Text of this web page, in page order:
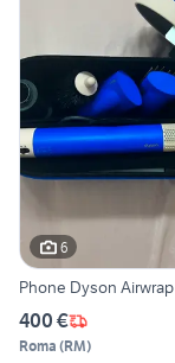
6
Phone Dyson Airwrap
400 €
Roma (RM)